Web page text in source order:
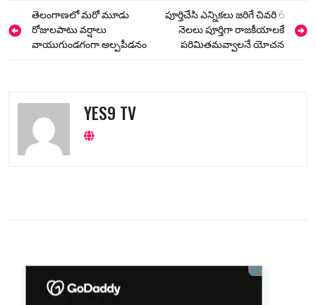
Post
navigation
తెలంగాణలో మరో మూడు
రోజులపాటు వర్షాలు:
వాయుగుండగంగా అల్పపీడనం
పూర్తిచేసి ఎన్నికలు జరిగే చివరి 6
నెలలు పూర్తిగా రాజకీయాలకే
పరిమితమవ్వాలనే యోచన
YES9 TV